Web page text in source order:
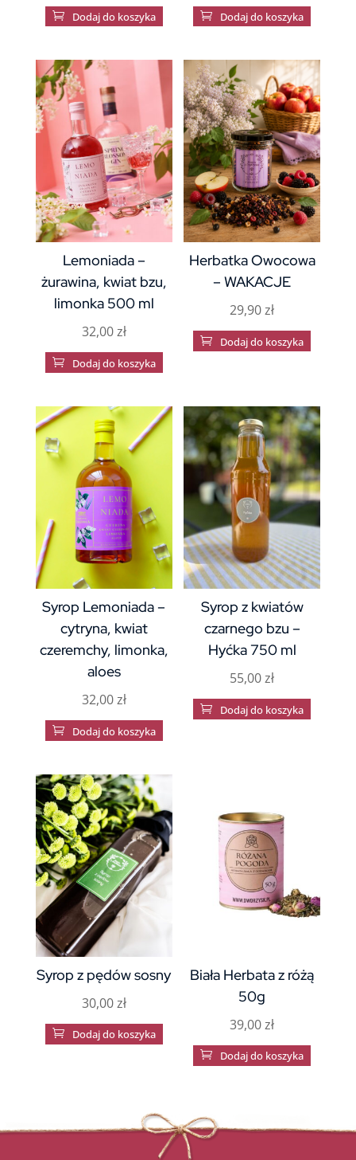
 Dodaj do koszyka  Dodaj do koszyka
Lemoniada –
żurawina, kwiat bzu,
limonka 500 ml
32,00zł
 Dodaj do koszyka
Herbatka Owocowa
– WAKACJE
29,90zł
 Dodaj do koszyka
Syrop Lemoniada –
cytryna, kwiat
czeremchy, limonka,
aloes
32,00zł
 Dodaj do koszyka
Syrop z kwiatów
czarnego bzu –
Hyćka 750 ml
55,00zł
 Dodaj do koszyka
Syrop z pędów sosny
30,00zł
 Dodaj do koszyka
Biała Herbata z różą
50g
39,00zł
 Dodaj do koszyka